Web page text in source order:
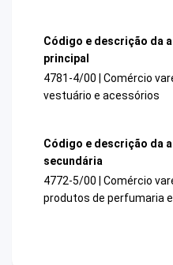
Código e descrição da
principal
4781-4/00 | Comércio
vestuário e acessórios
Código e descrição da
secundária
4772-5/00 | Comércio
produtos de perfumaria